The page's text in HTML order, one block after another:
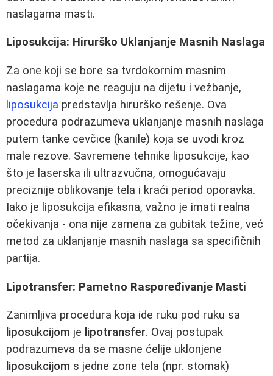
naslagama masti.
Liposukcija: Hirurško Uklanjanje Masnih Naslaga
Za one koji se bore sa tvrdokornim masnim
naslagama koje ne reaguju na dijetu i vežbanje,
liposukcija predstavlja hirurško rešenje. Ova
procedura podrazumeva uklanjanje masnih naslaga
putem tanke cevčice (kanile) koja se uvodi kroz
male rezove. Savremene tehnike liposukcije, kao
što je laserska ili ultrazvučna, omogućavaju
preciznije oblikovanje tela i kraći period oporavka.
Iako je liposukcija efikasna, važno je imati realna
očekivanja - ona nije zamena za gubitak težine, već
metod za uklanjanje masnih naslaga sa specifičnih
partija.
Lipotransfer: Pametno Raspoređivanje Masti
Zanimljiva procedura koja ide ruku pod ruku sa
liposukcijom je lipotransfer. Ovaj postupak
podrazumeva da se masne ćelije uklonjene
liposukcijom s jedne zone tela (npr. stomak)